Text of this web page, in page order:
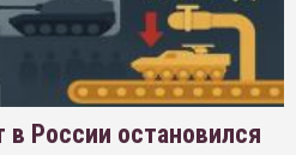
России остановился